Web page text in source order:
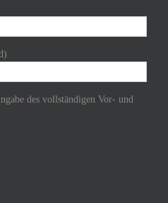
des vollständigen Vor- und